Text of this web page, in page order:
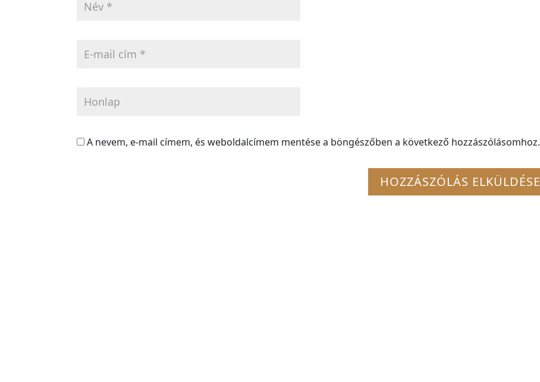
A nevem, e-mail címem, és weboldalcímem mentése a böngészőben a következő hozzászólásomhoz.